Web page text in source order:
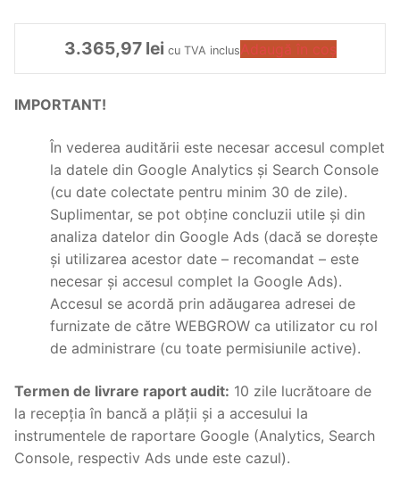
3.365,97 lei cu TVA inclusAdaugă în coș
IMPORTANT!
În vederea auditării este necesar accesul complet
la datele din Google Analytics și Search Console
(cu date colectate pentru minim 30 de zile).
Suplimentar, se pot obține concluzii utile și din
analiza datelor din Google Ads (dacă se dorește
și utilizarea acestor date – recomandat – este
necesar și accesul complet la Google Ads).
Accesul se acordă prin adăugarea adresei de
furnizate de către WEBGROW ca utilizator cu rol
de administrare (cu toate permisiunile active).
Termen de livrare raport audit: 10 zile lucrătoare de
la recepția în bancă a plății și a accesului la
instrumentele de raportare Google (Analytics, Search
Console, respectiv Ads unde este cazul).